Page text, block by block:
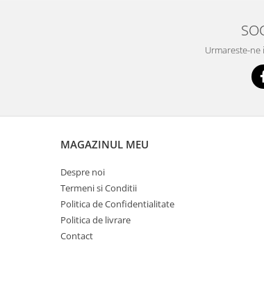
Urmareste-ne
MAGAZINUL MEU
Despre noi
Termeni si Conditii
Politica de Confidentialitate
Politica de livrare
Contact